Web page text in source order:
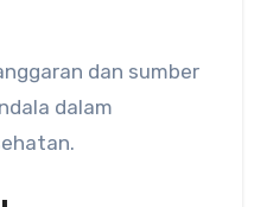
dan sumber
dalam